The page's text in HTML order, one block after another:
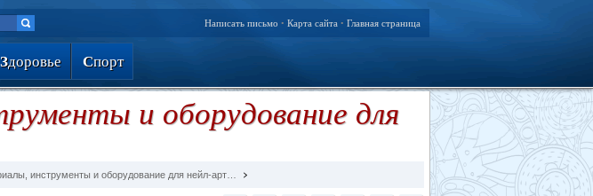
Написать письмо • Карта сайта • Главная страница
Здоровье Спорт
и оборудование для
инструменты и оборудование для нейл-арт…